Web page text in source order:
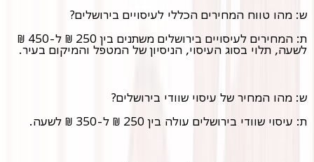
ש: מהו טווח המחירים הכללי לעיסויים בירושלים?
ת: המחירים לעיסויים בירושלים משתנים בין 250 ₪ ל-450 ₪
לשעה, תלוי בסוג העיסוי, הניסיון של המטפל והמיקום בעיר.
ש: מהו המחיר של עיסוי שוודי בירושלים?
ת: עיסוי שוודי בירושלים עולה בין 250 ₪ ל-350 ₪ לשעה.